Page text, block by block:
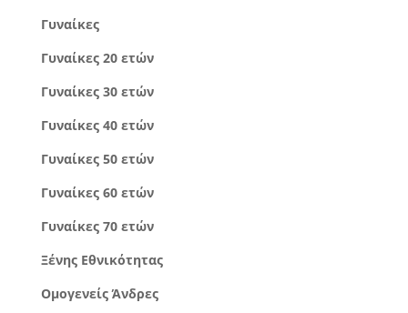
Γυναίκες
Γυναίκες 20 ετών
Γυναίκες 30 ετών
Γυναίκες 40 ετών
Γυναίκες 50 ετών
Γυναίκες 60 ετών
Γυναίκες 70 ετών
Ξένης Εθνικότητας
Ομογενείς Άνδρες